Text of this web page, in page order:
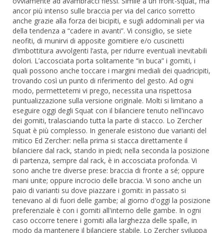
ancor più intenso sulle braccia per via del carico sorretto
anche grazie alla forza dei bicipiti, e sugli addominali per via
della tendenza a “cadere in avanti”. Vi consiglio, se siete
neofiti, di munirvi di apposite gomitiere e/o cuscinetti
d’imbottitura avvolgenti l’asta, per ridurre eventuali inevitabili
dolori. L’accosciata porta solitamente “in buca” i gomiti, i
quali possono anche toccare i margini mediali dei quadricipiti,
trovando così un punto di riferimento del gesto. Ad ogni
modo, permettetemi vi prego, necessita una rispettosa
puntualizzazione sulla versione originale. Molti si limitano a
eseguire oggi degli Squat con il bilanciere tenuto nell'incavo
dei gomiti, tralasciando tutta la parte di stacco. Lo Zercher
Squat è più complesso. In generale esistono due varianti del
mitico Ed Zercher: nella prima si stacca direttamente il
bilanciere dal rack, stando in piedi; nella seconda la posizione
di partenza, sempre dal rack, è in accosciata profonda. Vi
sono anche tre diverse prese: braccia di fronte a sé; oppure
mani unite; oppure incrocio delle braccia. Vi sono anche un
paio di varianti su dove piazzare i gomiti: in passato si
tenevano al di fuori delle gambe; al giorno d'oggi la posizione
preferenziale è con i gomiti all'interno delle gambe. In ogni
caso occorre tenere i gomiti alla larghezza delle spalle, in
modo da mantenere il bilanciere stabile. Lo Zercher sviluppa